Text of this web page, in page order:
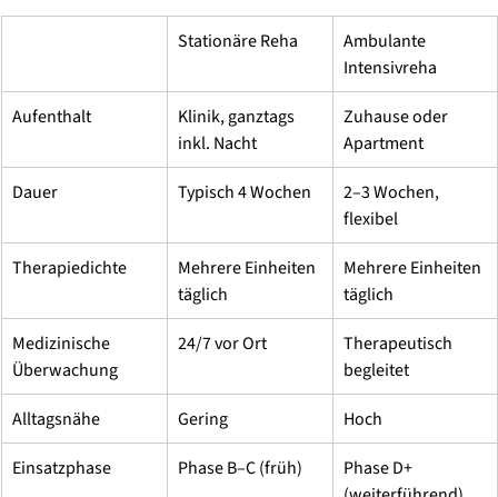
Stationäre Reha
Ambulante
Intensivreha
Aufenthalt
Klinik, ganztags
inkl. Nacht
Zuhause oder
Apartment
Dauer
Typisch 4 Wochen
2–3 Wochen,
flexibel
Therapiedichte
Mehrere Einheiten
täglich
Mehrere Einheiten
täglich
Medizinische
Überwachung
24/7 vor Ort
Therapeutisch
begleitet
Alltagsnähe
Gering
Hoch
Einsatzphase
Phase B–C (früh)
Phase D+